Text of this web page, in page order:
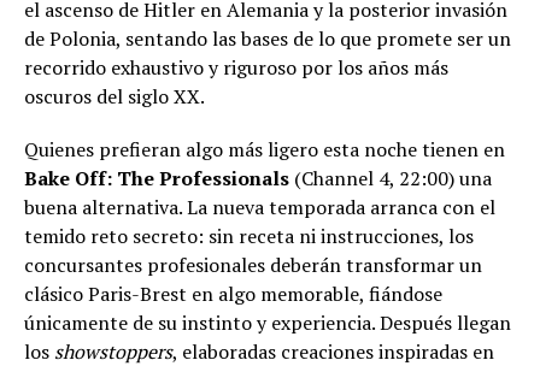
el ascenso de Hitler en Alemania y la posterior invasión
de Polonia, sentando las bases de lo que promete ser un
recorrido exhaustivo y riguroso por los años más
oscuros del siglo XX.
Quienes prefieran algo más ligero esta noche tienen en
Bake Off: The Professionals (Channel 4, 22:00) una
buena alternativa. La nueva temporada arranca con el
temido reto secreto: sin receta ni instrucciones, los
concursantes profesionales deberán transformar un
clásico Paris-Brest en algo memorable, fiándose
únicamente de su instinto y experiencia. Después llegan
los showstoppers, elaboradas creaciones inspiradas en